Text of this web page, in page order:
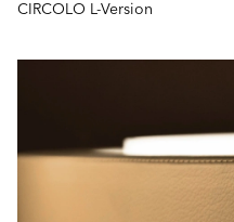
CIRCOLO L-Version